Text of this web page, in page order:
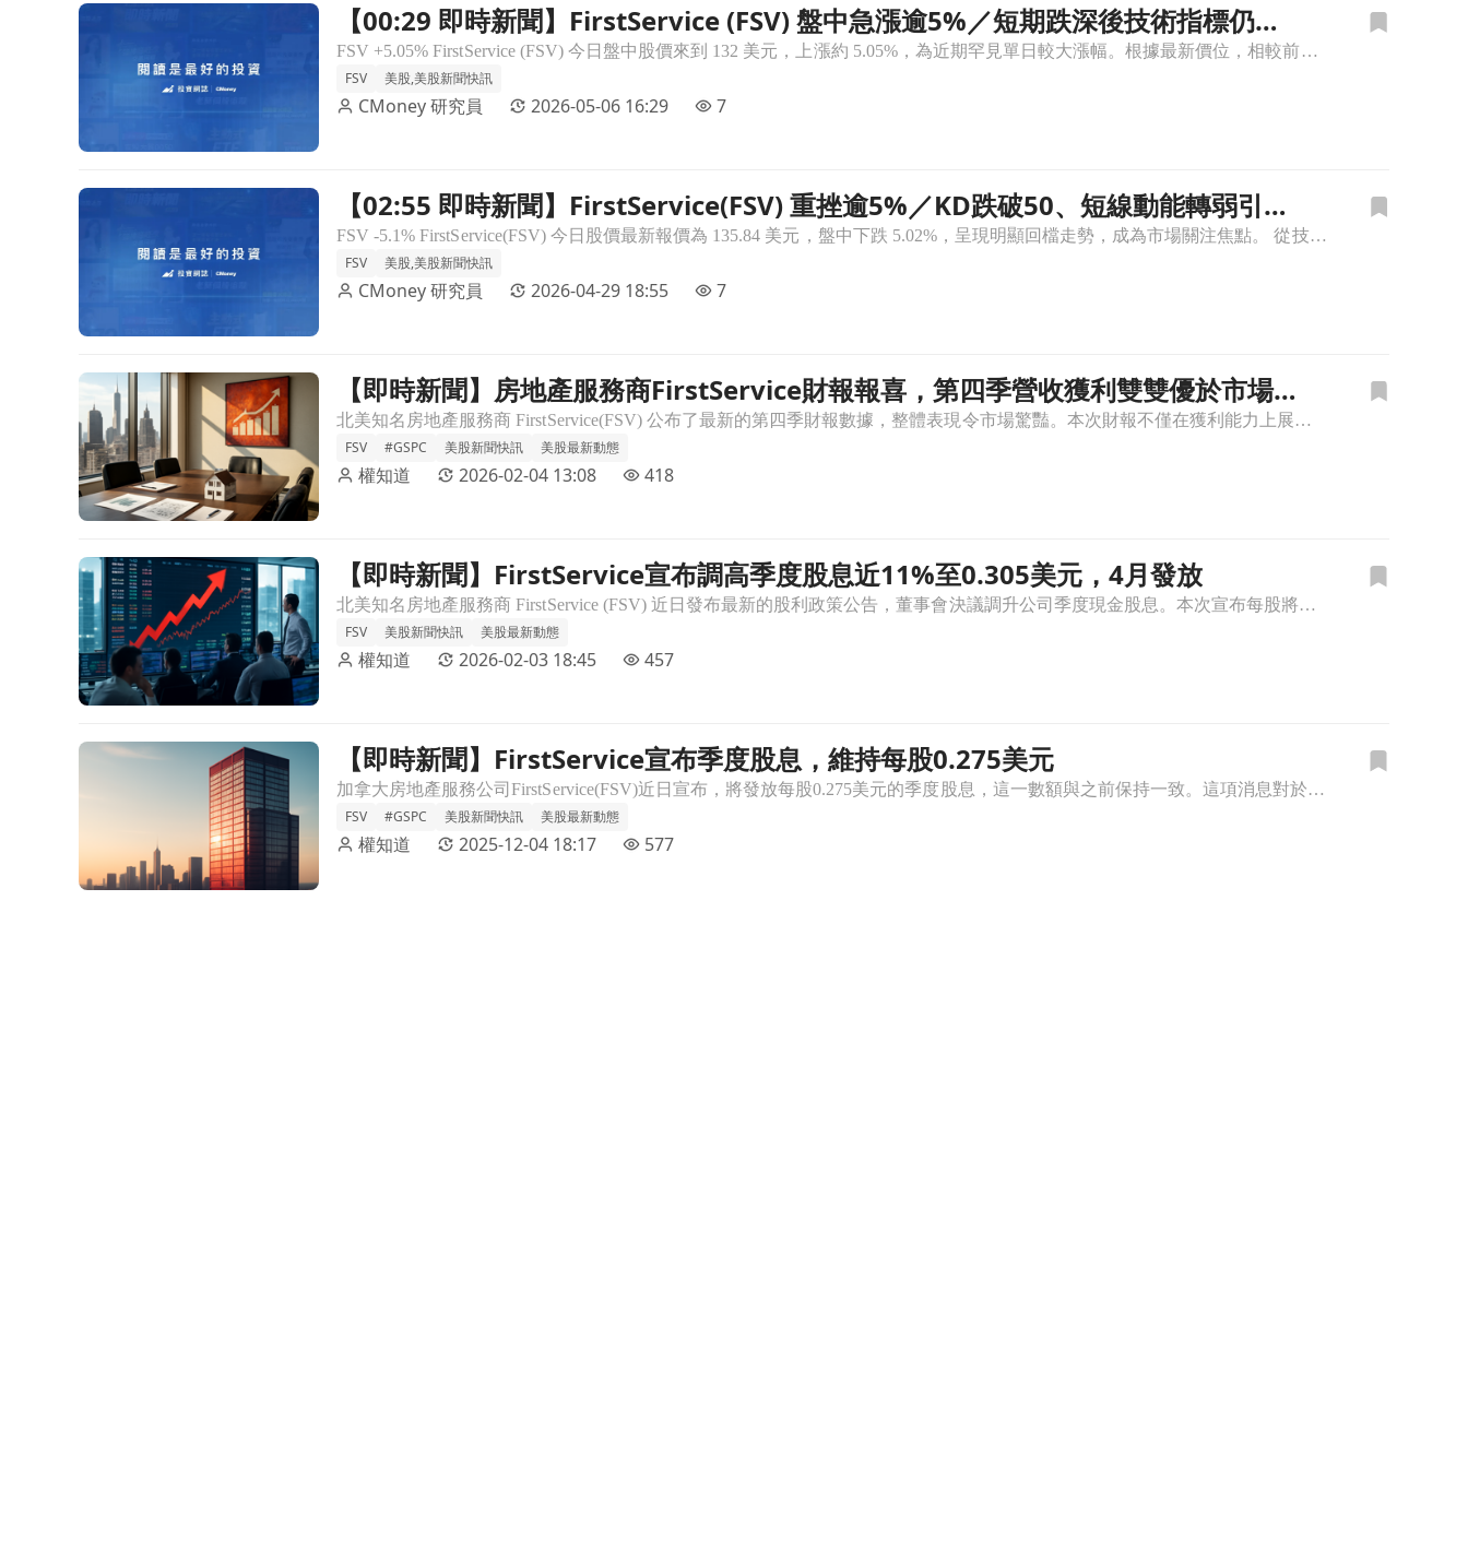
前往【00:29 即時新聞】FirstService (FSV) 盤中急漲逾5%／短期跌深後技術指標仍偏弱文章頁
【00:29 即時新聞】FirstService (FSV) 盤中急漲逾5%／短期跌深後技術指標仍偏
弱
FSV +5.05% FirstService (FSV) 今日盤中股價來到 132 美元，上漲約 5.05%，為近期罕見單日較大漲幅。根據最新價位，相較前幾個交易日自 148.7 美元一路回落至 1
FSV
美股,美股新聞快訊
CMoney 研究員 2026-05-06 16:29 7
前往【02:55 即時新聞】FirstService(FSV) 重挫逾5%／KD跌破50、短線動能轉弱引發賣壓文章頁
【02:55 即時新聞】FirstService(FSV) 重挫逾5%／KD跌破50、短線動能轉弱引發
賣壓
FSV -5.1% FirstService(FSV) 今日股價最新報價為 135.84 美元，盤中下跌 5.02%，呈現明顯回檔走勢，成為市場關注焦點。 從技術面觀察，近期股價自 4 月中上攻至約
FSV
美股,美股新聞快訊
CMoney 研究員 2026-04-29 18:55 7
前往【即時新聞】房地產服務商FirstService財報報喜，第四季營收獲利雙雙優於市場預期文章頁
【即時新聞】房地產服務商FirstService財報報喜，第四季營收獲利雙雙優於市場
預期
北美知名房地產服務商 FirstService(FSV) 公布了最新的第四季財報數據，整體表現令市場驚豔。本次財報不僅在獲利能力上展現韌性，營收規模也成功超越華爾街分析師原本的預估模型。對於關注美股房
FSV
#GSPC 美股新聞快訊 美股最新動態
權知道 2026-02-04 13:08 418
前往【即時新聞】FirstService宣布調高季度股息近11%至0.305美元，4月發放文章頁
【即時新聞】FirstService宣布調高季度股息近11%至0.305美元，4月發放
北美知名房地產服務商 FirstService (FSV) 近日發布最新的股利政策公告，董事會決議調升公司季度現金股息。本次宣布每股將配發 0.305 美元，相較於前一季度的 0.275 美元，配息金
FSV
美股新聞快訊 美股最新動態
權知道 2026-02-03 18:45 457
前往【即時新聞】FirstService宣布季度股息，維持每股0.275美元文章頁
【即時新聞】FirstService宣布季度股息，維持每股0.275美元
加拿大房地產服務公司FirstService(FSV)近日宣布，將發放每股0.275美元的季度股息，這一數額與之前保持一致。這項消息對於關注股息收益的投資人來說，無疑是一個值得注意的資訊。 股息收益率
FSV
#GSPC 美股新聞快訊 美股最新動態
權知道 2025-12-04 18:17 577